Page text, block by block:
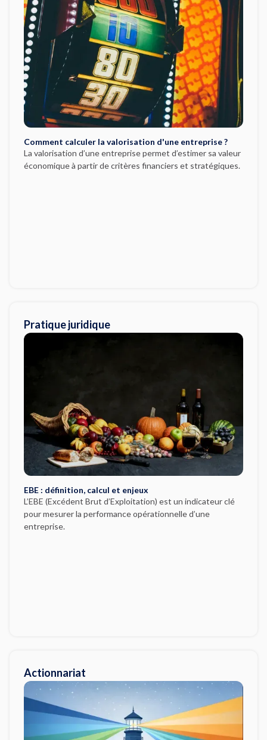
Comment calculer la valorisation d'une entreprise ?
La valorisation d’une entreprise permet d’estimer sa valeur
économique à partir de critères financiers et stratégiques.
Pratique juridique
EBE : définition, calcul et enjeux
L’EBE (Excédent Brut d’Exploitation) est un indicateur clé
pour mesurer la performance opérationnelle d’une
entreprise.
Actionnariat